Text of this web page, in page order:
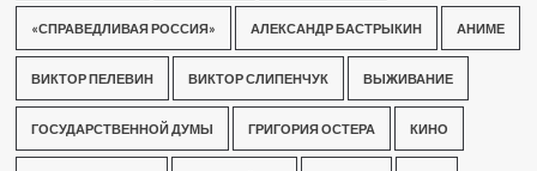
«СПРАВЕДЛИВАЯ РОССИЯ» АЛЕКСАНДР БАСТРЫКИН АНИМЕ
ВИКТОР ПЕЛЕВИН ВИКТОР СЛИПЕНЧУК ВЫЖИВАНИЕ
ГОСУДАРСТВЕННОЙ ДУМЫ ГРИГОРИЯ ОСТЕРА КИНО